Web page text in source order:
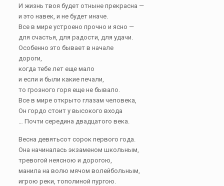
И жизнь твоя будет отныне прекрасна —
и это навек, и не будет иначе.
Все в мире устроено прочно и ясно —
для счастья, для радости, для удачи.
Особенно это бывает в начале
дороги,
когда тебе лет еще мало
и если и были какие печали,
то грозного горя еще не бывало.
Все в мире открыто глазам человека,
Он гордо стоит у высокого входа
… Почти середина двадцатого века.
Весна девятьсот сорок первого года.
Она начиналась экзаменом школьным,
тревогой неясною и дорогою,
манила на волю мячом волейбольным,
игрою реки, тополиной пургою.